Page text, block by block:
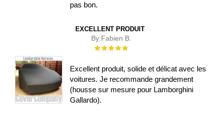
pas bon.
EXCELLENT PRODUIT
By:Fabien B.
Évaluation :
Excellent produit, solide et délicat avec les
voitures. Je recommande grandement
(housse sur mesure pour Lamborghini
Gallardo).